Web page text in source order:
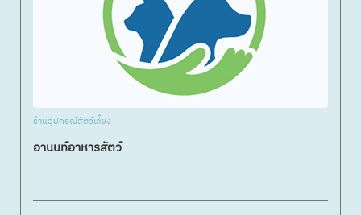
ร้านอุปกรณ์สัตว์เลี้ยง
อานนท์อาหารสัตว์